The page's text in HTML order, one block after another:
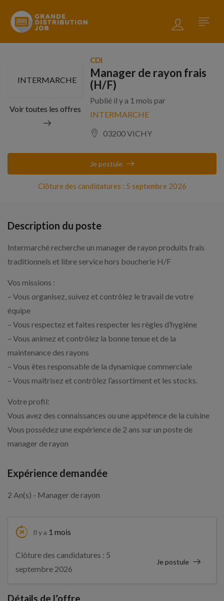
INTERMARCHE
Voir toutes les offres
CDI
Manager de rayon frais
(H/F)
Publié il y a 1 mois par
INTERMARCHE
03200 VICHY
Clôture des candidatures : 5 septembre 2026
Je postule
Description du poste
Intermarché recherche un manager de rayon produits frais
traditionnels et libre service hors boucherie H/F
Vos missions :
– Vous organisez, suivez et contrôlez le travail de votre
équipe
– Vous respectez et faites respecter les règles d’hygiène
– Vous animez et contrôlez la bonne tenue et de la
maintenance des rayons
– Vous êtes responsable de la dynamique commerciale
– Vous maîtrisez et contrôlez l’assortiment et les stocks.
Votre profil:
Vous avez des connaissances ou une appétence de la cuisine
Vous possédez une expérience de 2 ans sur un poste de
manager de rayon
Expérience demandée
2 An(s) - Manager de rayon
Il y a 1 mois
Clôture des candidatures : 5
septembre 2026
Je postule
Détails de l’offre